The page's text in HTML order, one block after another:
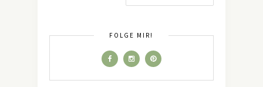
FOLGE MIR!